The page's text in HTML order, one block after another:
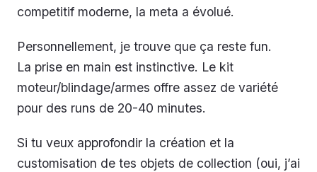
competitif moderne, la meta a évolué.
Personnellement, je trouve que ça reste fun.
La prise en main est instinctive. Le kit
moteur/blindage/armes offre assez de variété
pour des runs de 20-40 minutes.
Si tu veux approfondir la création et la
customisation de tes objets de collection (oui, j’ai